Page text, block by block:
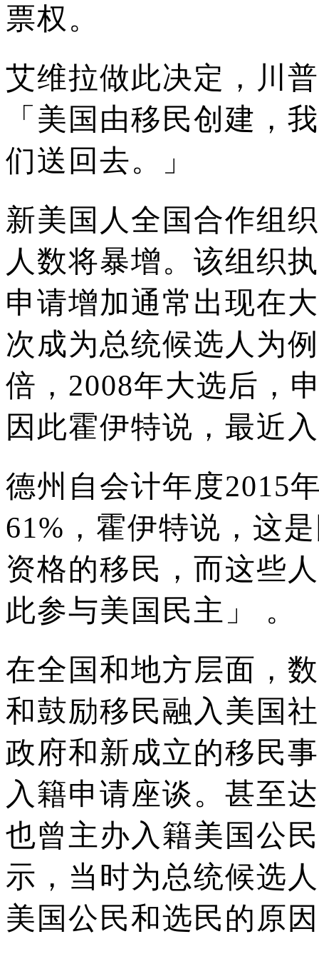
票权。
艾维拉做此决定，川
「美国由移民创建，
们送回去。」
新美国人全国合作组
人数将暴增。 该组织
申请增加通常出现在
次成为总统候选人为
倍，2008年大选后，
因此霍伊特说，最近
德州自会计年度2015
61%，霍伊特说，这
资格的移民，而这些
此参与美国民主」 。
在全国和地方层面，
和鼓励移民融入美国
政府和新成立的移民
入籍申请座谈。 甚至
也曾主办入籍美国公
示，当时为总统候选
美国公民和选民的原